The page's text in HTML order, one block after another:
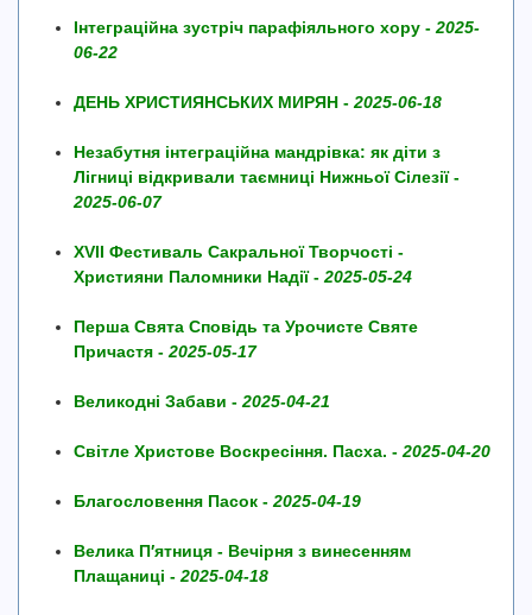
Інтеграційна зустріч парафіяльного хору - 2025-
06-22
ДЕНЬ ХРИСТИЯНСЬКИХ МИРЯН - 2025-06-18
Незабутня інтеграційна мандрівка: як діти з
Лігниці відкривали таємниці Нижньої Сілезії -
2025-06-07
XVII Фестиваль Сакральної Творчості -
Християни Паломники Надії - 2025-05-24
Перша Свята Сповідь та Урочисте Святе
Причастя - 2025-05-17
Великодні Забави - 2025-04-21
Світле Христове Воскресіння. Пасха. - 2025-04-20
Благословення Пасок - 2025-04-19
Велика П′ятниця - Вечірня з винесенням
Плащаниці - 2025-04-18